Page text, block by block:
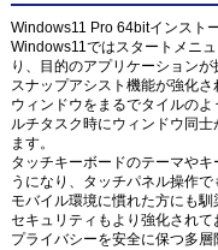
Windows11 Pro 64bitインスト
Windows11ではスタートメニ
り、目的のアプリケーションが
スナップアシスト機能が強化
ウィンドウをまるでタイルの
ルチタスク時にウィンドウ同
ます。
タッチキーボードのテーマや
うになり、タッチパネル操作で
モバイル環境に慣れた方にも馴
セキュリティもより強化されて
プライバシーを安全に保つ多層